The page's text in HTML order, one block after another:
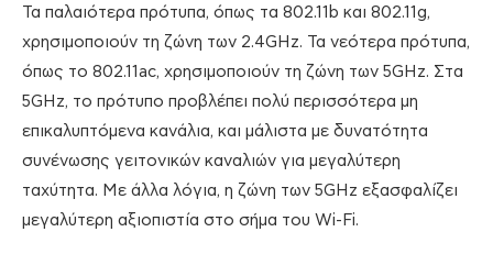
Τα παλαιότερα πρότυπα, όπως τα 802.11b και 802.11g,
χρησιμοποιούν τη ζώνη των 2.4GHz. Τα νεότερα πρότυπα,
όπως το 802.11ac, χρησιμοποιούν τη ζώνη των 5GHz. Στα
5GHz, το πρότυπο προβλέπει πολύ περισσότερα μη
επικαλυπτόμενα κανάλια, και μάλιστα με δυνατότητα
συνένωσης γειτονικών καναλιών για μεγαλύτερη
ταχύτητα. Με άλλα λόγια, η ζώνη των 5GHz εξασφαλίζει
μεγαλύτερη αξιοπιστία στο σήμα του Wi-Fi.